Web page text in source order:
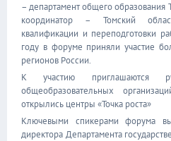
– департамент общего образования
координатор – Томский
квалификации и переподготовки
году в форуме приняли участие
регионов России.
К участию приглашаются
общеобразовательных
открылись центры «Точка роста»
Ключевыми спикерами форума
директора Департамента